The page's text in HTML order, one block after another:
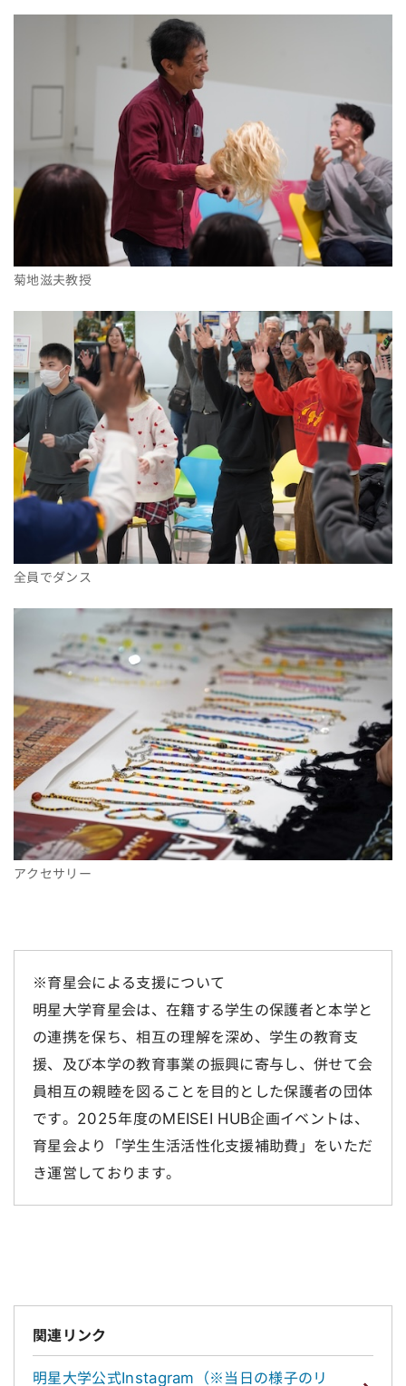
菊地滋夫教授
全員でダンス
アクセサリー
※育星会による支援について
明星大学育星会は、在籍する学生の保護者と本学と
の連携を保ち、相互の理解を深め、学生の教育支
援、及び本学の教育事業の振興に寄与し、併せて会
員相互の親睦を図ることを目的とした保護者の団体
です。2025年度のMEISEI HUB企画イベントは、
育星会より「学生生活活性化支援補助費」をいただ
き運営しております。
関連リンク
明星大学公式Instagram（※当日の様子のリ